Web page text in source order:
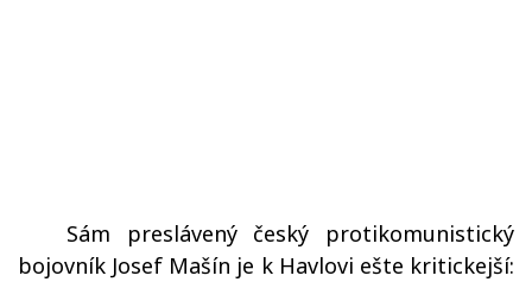
Sám preslávený český protikomunistický
bojovník Josef Mašín je k Havlovi ešte kritickejší: